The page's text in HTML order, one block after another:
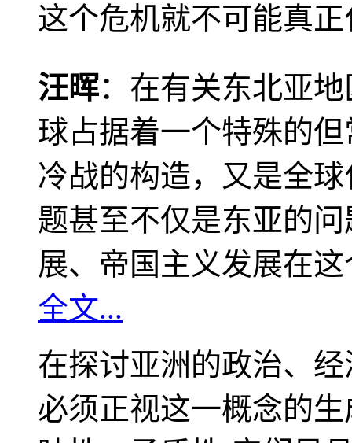
这个危机就不可能真
汪晖：在有关东北亚
球占据着一个特殊的
冷战的构造，又是全
题甚至不仅是东亚的
展、帝国主义发展在
全文...
在探讨亚洲的政治、
必须正视这一概念的